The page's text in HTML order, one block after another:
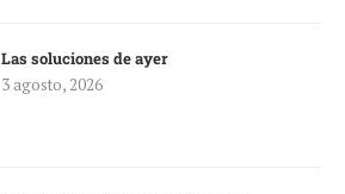
Las soluciones de ayer
3 agosto, 2026